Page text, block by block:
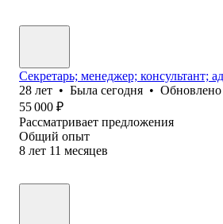
Секретарь; менеджер; консультант;
28 лет • Была сегодня • Обновлено
55 000 ₽
Рассматривает предложения
Общий опыт
8 лет 11 месяцев